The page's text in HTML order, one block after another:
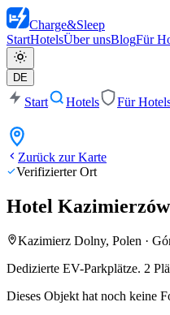
Charge&Sleep
StartHotelsÜber unsBlogFür
DE
Start Hotels Für
Zurück zur Karte
Verifizierter Ort
Hotel
Kazimierz Dolny, Polen ·
Dedizierte EV-Parkplätze. 2
Dieses Objekt hat noch keine